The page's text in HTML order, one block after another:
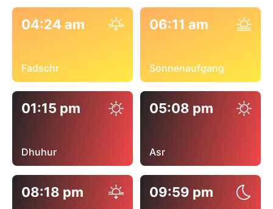
04:24 am
Fadschr
06:11 am
Sonnenaufgang
01:15 pm
Dhuhur
05:08 pm
Asr
08:18 pm 09:59 pm